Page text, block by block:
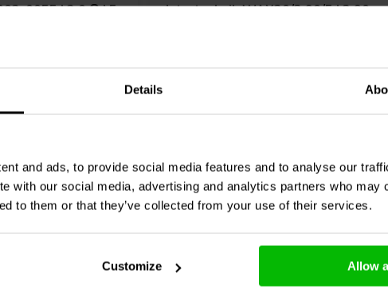
Details
and ads, to provide social media features and to analyse our
with our social media, advertising and analytics partners who may
to them or that they’ve collected from your use of their services.
Customize Allow
0055 | 2,0 Ω | 5
IntertechnikWAX20/3.90/5 | 3,90
1 klantbeoordelingen